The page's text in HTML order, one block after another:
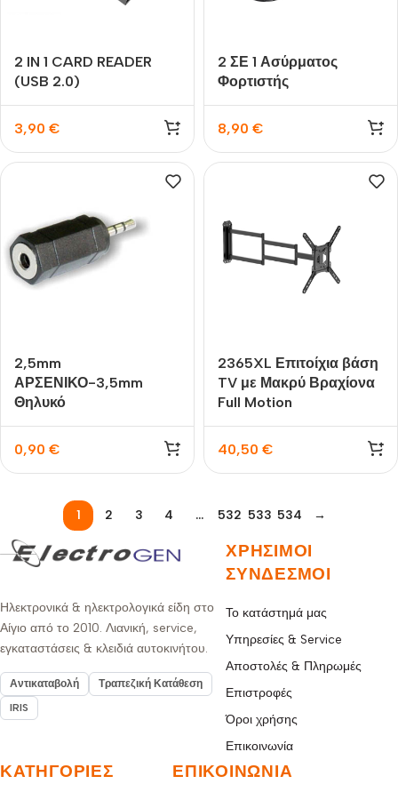
2 IN 1 CARD READER
(USB 2.0)
3,90 €
2 ΣΕ 1 Ασύρματος
Φορτιστής
8,90 €
2,5mm
ΑΡΣΕΝΙΚΟ-3,5mm
Θηλυκό
0,90 €
2365XL Επιτοίχια βάση
TV με Μακρύ Βραχίονα
Full Motion
40,50 €
1 2 3 4 … 532 533 534 →
Ηλεκτρονικά & ηλεκτρολογικά είδη στο
Αίγιο από το 2010. Λιανική, service,
εγκαταστάσεις & κλειδιά αυτοκινήτου.
Αντικαταβολή
Τραπεζική Κατάθεση
IRIS
ΧΡΉΣΙΜΟΙ
ΣΎΝΔΕΣΜΟΙ
Το κατάστημά μας
Υπηρεσίες & Service
Αποστολές & Πληρωμές
Επιστροφές
Όροι χρήσης
Επικοινωνία
ΚΑΤΗΓΟΡΊΕΣ ΕΠΙΚΟΙΝΩΝΊΑ